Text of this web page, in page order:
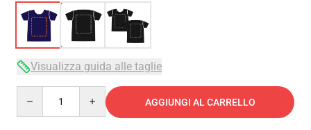
Visualizza guida alle taglie
AGGIUNGI AL CARRELLO